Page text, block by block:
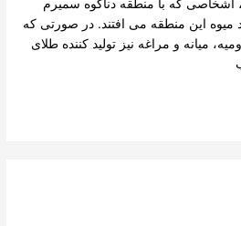
که با منطقه دناکوه سمیرم
میوه این منطقه می افتند. در صورتی که
میانه و مراغه نیز تولید کننده طلای